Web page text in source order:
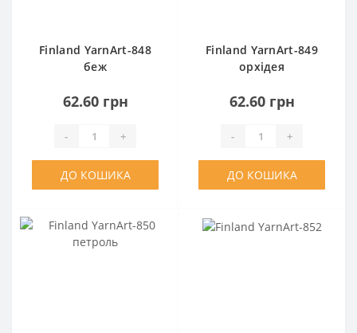
Finland YarnArt-848
беж
62.60 грн
- +
ДО КОШИКА
Finland YarnArt-849
орхідея
62.60 грн
- +
ДО КОШИКА